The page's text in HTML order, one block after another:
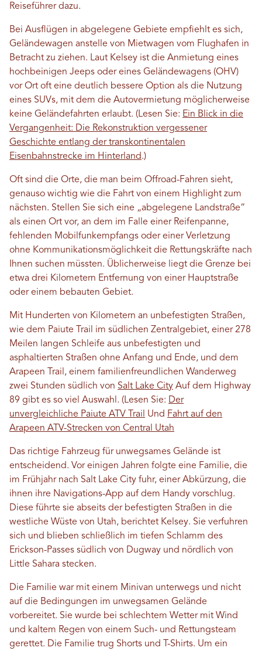
Reiseführer dazu.
Bei Ausflügen in abgelegene Gebiete empfiehlt es sich,
Geländewagen anstelle von Mietwagen vom Flughafen in
Betracht zu ziehen. Laut Kelsey ist die Anmietung eines
hochbeinigen Jeeps oder eines Geländewagens (OHV)
vor Ort oft eine deutlich bessere Option als die Nutzung
eines SUVs, mit dem die Autovermietung möglicherweise
keine Geländefahrten erlaubt. (Lesen Sie: Ein Blick in die
Vergangenheit: Die Rekonstruktion vergessener
Geschichte entlang der transkontinentalen
Eisenbahnstrecke im Hinterland.)
Oft sind die Orte, die man beim Offroad-Fahren sieht,
genauso wichtig wie die Fahrt von einem Highlight zum
nächsten. Stellen Sie sich eine „abgelegene Landstraße“
als einen Ort vor, an dem im Falle einer Reifenpanne,
fehlenden Mobilfunkempfangs oder einer Verletzung
ohne Kommunikationsmöglichkeit die Rettungskräfte nach
Ihnen suchen müssten. Üblicherweise liegt die Grenze bei
etwa drei Kilometern Entfernung von einer Hauptstraße
oder einem bebauten Gebiet.
Mit Hunderten von Kilometern an unbefestigten Straßen,
wie dem Paiute Trail im südlichen Zentralgebiet, einer 278
Meilen langen Schleife aus unbefestigten und
asphaltierten Straßen ohne Anfang und Ende, und dem
Arapeen Trail, einem familienfreundlichen Wanderweg
zwei Stunden südlich von Salt Lake City Auf dem Highway
89 gibt es so viel Auswahl. (Lesen Sie: Der
unvergleichliche Paiute ATV Trail
Und Fahrt auf den
Arapeen ATV-Strecken von Central Utah
Das richtige Fahrzeug für unwegsames Gelände ist
entscheidend. Vor einigen Jahren folgte eine Familie, die
im Frühjahr nach Salt Lake City fuhr, einer Abkürzung, die
ihnen ihre Navigations-App auf dem Handy vorschlug.
Diese führte sie abseits der befestigten Straßen in die
westliche Wüste von Utah, berichtet Kelsey. Sie verfuhren
sich und blieben schließlich im tiefen Schlamm des
Erickson-Passes südlich von Dugway und nördlich von
Little Sahara stecken.
Die Familie war mit einem Minivan unterwegs und nicht
auf die Bedingungen im unwegsamen Gelände
vorbereitet. Sie wurde bei schlechtem Wetter mit Wind
und kaltem Regen von einem Such- und Rettungsteam
gerettet. Die Familie trug Shorts und T-Shirts. Um ein